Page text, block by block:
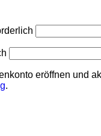
eröffnen und
.